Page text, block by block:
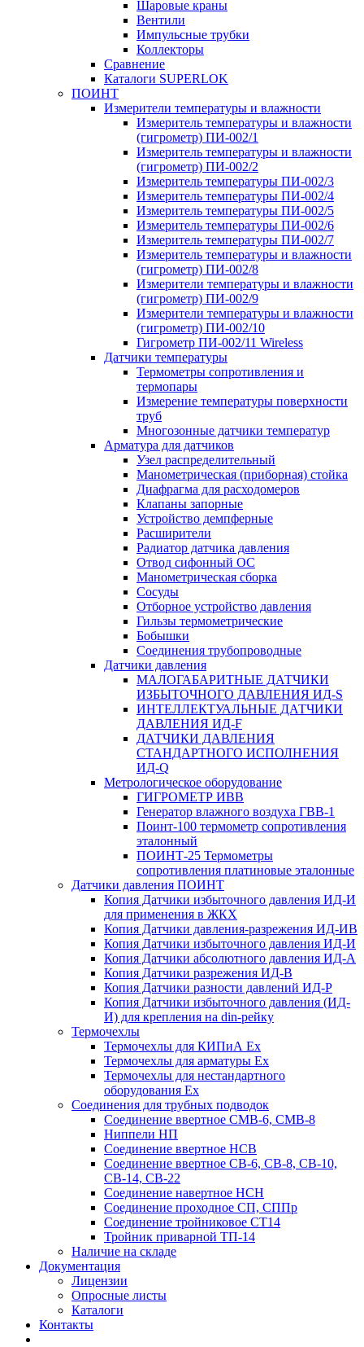
Шаровые краны
Вентили
Импульсные трубки
Коллекторы
Сравнение
Каталоги SUPERLOK
ПОИНТ
Измерители температуры и влажности
Измеритель температуры и влажности
(гигрометр) ПИ-002/1
Измеритель температуры и влажности
(гигрометр) ПИ-002/2
Измеритель температуры ПИ-002/3
Измеритель температуры ПИ-002/4
Измеритель температуры ПИ-002/5
Измеритель температуры ПИ-002/6
Измеритель температуры ПИ-002/7
Измеритель температуры и влажности
(гигрометр) ПИ-002/8
Измерители температуры и влажности
(гигрометр) ПИ-002/9
Измерители температуры и влажности
(гигрометр) ПИ-002/10
Гигрометр ПИ-002/11 Wireless
Датчики температуры
Термометры сопротивления и
термопары
Измерение температуры поверхности
труб
Многозонные датчики температур
Арматура для датчиков
Узел распределительный
Манометрическая (приборная) стойка
Диафрагма для расходомеров
Клапаны запорные
Устройство демпферные
Расширители
Радиатор датчика давления
Отвод сифонный ОС
Манометрическая сборка
Сосуды
Отборное устройство давления
Гильзы термометрические
Бобышки
Соединения трубопроводные
Датчики давления
МАЛОГАБАРИТНЫЕ ДАТЧИКИ
ИЗБЫТОЧНОГО ДАВЛЕНИЯ ИД-S
ИНТЕЛЛЕКТУАЛЬНЫЕ ДАТЧИКИ
ДАВЛЕНИЯ ИД-F
ДАТЧИКИ ДАВЛЕНИЯ
СТАНДАРТНОГО ИСПОЛНЕНИЯ
ИД-Q
Метрологическое оборудование
ГИГРОМЕТР ИВВ
Генератор влажного воздуха ГВВ-1
Поинт-100 термометр сопротивления
эталонный
ПОИНТ-25 Термометры
сопротивления платиновые эталонные
Датчики давления ПОИНТ
Копия Датчики избыточного давления ИД-И
для применения в ЖКХ
Копия Датчики давления-разрежения ИД-ИВ
Копия Датчики избыточного давления ИД-И
Копия Датчики абсолютного давления ИД-А
Копия Датчики разрежения ИД-В
Копия Датчики разности давлений ИД-Р
Копия Датчики избыточного давления (ИД-
И) для крепления на din-рейку
Термочехлы
Термочехлы для КИПиА Ex
Термочехлы для арматуры Ex
Термочехлы для нестандартного
оборудования Ex
Соединения для трубных подводок
Соединение ввертное СМВ-6, СМВ-8
Ниппели НП
Соединение ввертное НСВ
Соединение ввертное СВ-6, СВ-8, СВ-10,
СВ-14, СВ-22
Соединение навертное НСН
Соединение проходное СП, СППр
Соединение тройниковое СТ14
Тройник приварной ТП-14
Наличие на складе
Документация
Лицензии
Опросные листы
Каталоги
Контакты